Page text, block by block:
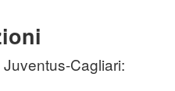
Cagliari: